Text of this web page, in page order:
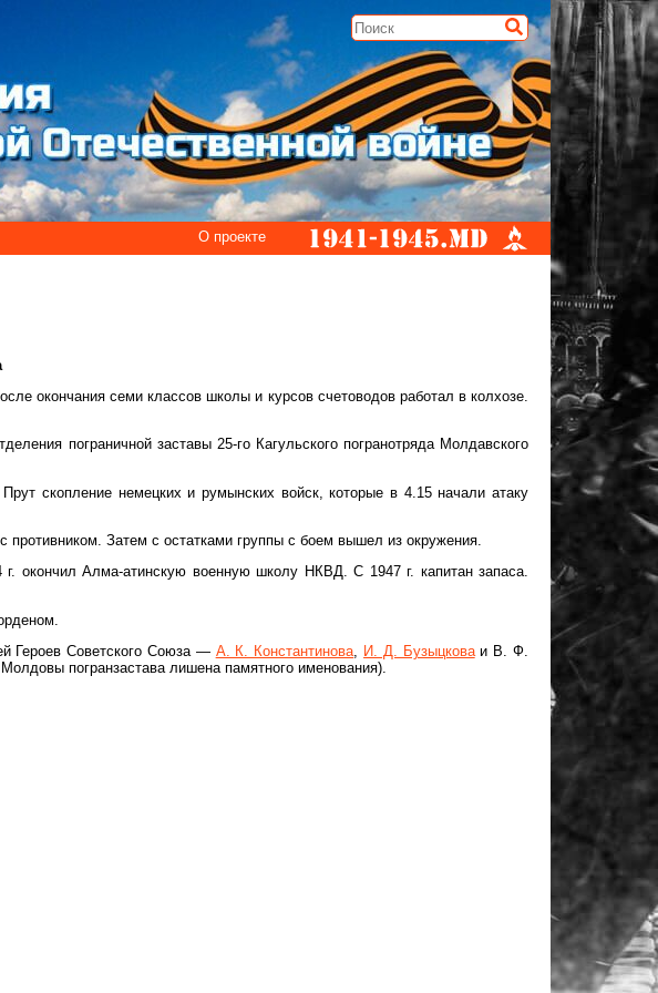
О проекте
окончания семи классов школы и курсов счетоводов работал в колхозе.
пограничной заставы 25-го Кагульского погранотряда Молдавского
скопление немецких и румынских войск, которые в 4.15 начали атаку
противником. Затем с остатками группы с боем вышел из окружения.
окончил Алма-атинскую военную школу НКВД. С 1947 г. капитан запаса.
Героев Советского Союза — А. К. Константинова И. Д. Бузыцковаи В. Ф.
погранзастава лишена памятного именования).